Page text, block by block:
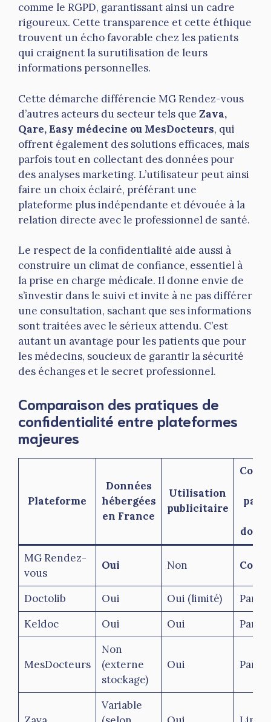
comme le RGPD, garantissant ainsi un cadre
rigoureux. Cette transparence et cette éthique
trouvent un écho favorable chez les patients
qui craignent la surutilisation de leurs
informations personnelles.
Cette démarche différencie MG Rendez-vous
d’autres acteurs du secteur tels que Zava,
Qare, Easy médecine ou MesDocteurs, qui
offrent également des solutions efficaces, mais
parfois tout en collectant des données pour
des analyses marketing. L’utilisateur peut ainsi
faire un choix éclairé, préférant une
plateforme plus indépendante et dévouée à la
relation directe avec le professionnel de santé.
Le respect de la confidentialité aide aussi à
construire un climat de confiance, essentiel à
la prise en charge médicale. Il donne envie de
s’investir dans le suivi et invite à ne pas différer
une consultation, sachant que ses informations
sont traitées avec le sérieux attendu. C’est
autant un avantage pour les patients que pour
les médecins, soucieux de garantir la sécurité
des échanges et le secret professionnel.
Comparaison des pratiques de
confidentialité entre plateformes
majeures
Plateforme
Données
hébergées
en France
Utilisation
publicitaire
MG Rendez-
vous
Oui Non
Doctolib Oui Oui (limité)
Keldoc
Oui Oui
MesDocteurs
Non
(externe
stockage)
Oui
Variable